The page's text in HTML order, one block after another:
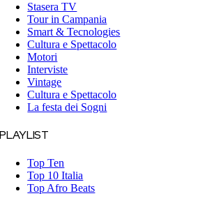
Stasera TV
Tour in Campania
Smart & Tecnologies
Cultura e Spettacolo
Motori
Interviste
Vintage
Cultura e Spettacolo
La festa dei Sogni
PLAYLIST
Top Ten
Top 10 Italia
Top Afro Beats